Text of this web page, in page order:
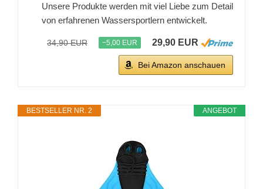
Unsere Produkte werden mit viel Liebe zum Detail
von erfahrenen Wassersportlern entwickelt.
34,90 EUR −5,00 EUR 29,90 EUR
Bei Amazon anschauen
ANGEBOT
BESTSELLER NR. 2